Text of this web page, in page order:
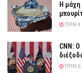
Η μάχη
ΠΡΙΝ
CNN:
ΠΡΙΝ